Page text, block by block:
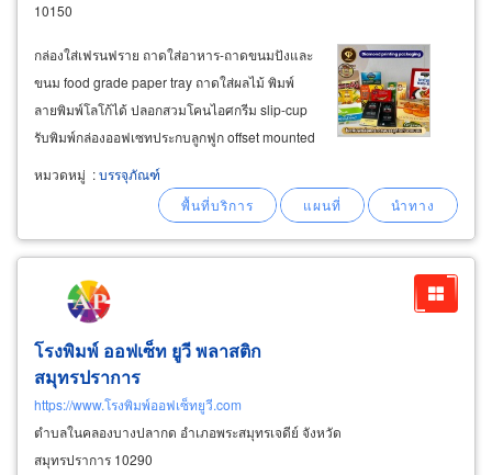
10150
กล่องใส่เฟรนฟราย ถาดใส่อาหาร-ถาดขนมปังและ
ขนม food grade paper tray ถาดใส่ผลไม้ พิมพ์
ลายพิมพ์โลโก้ได้ ปลอกสวมโคนไอศกรีม slip-cup
รับพิมพ์กล่องออฟเซทประกบลูกฟูก offset mounted
corrugated box printer ผลิตลังออฟเซท offset
carton ผลิตถาดกระดาษลูกฟูก โรงพิมพ์กล่อง
หมวดหมู่ :บรรจุภัณฑ์
โรงพิมพ์ ออฟเซ็ท ยูวี พลาสติก
สมุทรปราการ
https://www.โรงพิมพ์ออฟเซ็ทยูวี.com
ตำบลในคลองบางปลากด อำเภอพระสมุทรเจดีย์ จังหวัด
สมุทรปราการ 10290